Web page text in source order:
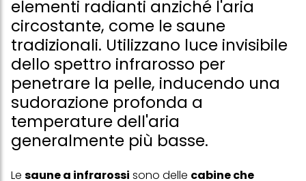
elementi radianti anziché l'aria
circostante, come le saune
tradizionali. Utilizzano luce invisibile
dello spettro infrarosso per
penetrare la pelle, inducendo una
sudorazione profonda a
temperature dell'aria
generalmente più basse.
Le saune a infrarossi sono delle cabine che